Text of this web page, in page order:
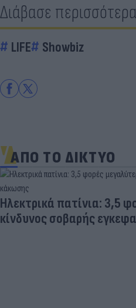
Διάβασε περισσότερα
LIFE Showbiz
ΑΠΟ ΤΟ ΔΙΚΤΥΟ